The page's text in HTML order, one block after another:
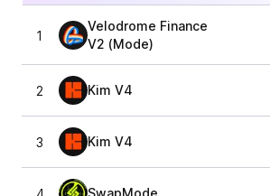
1
Velodrome Finance
V2 (Mode)
2 Kim V4
3 Kim V4
SwapMode